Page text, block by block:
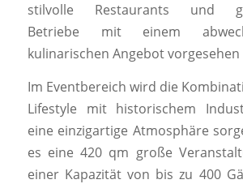
stilvolle Restaurants und
Betriebe mit einem
kulinarischen Angebot vorgesehen
Im Eventbereich wird die
Lifestyle mit historischem
eine einzigartige Atmosphäre
es eine 420 qm große
einer Kapazität von bis zu 400